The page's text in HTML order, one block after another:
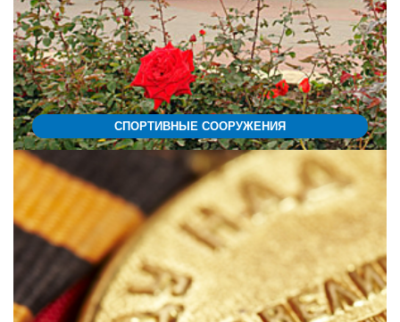
СПОРТИВНЫЕ СООРУЖЕНИЯ